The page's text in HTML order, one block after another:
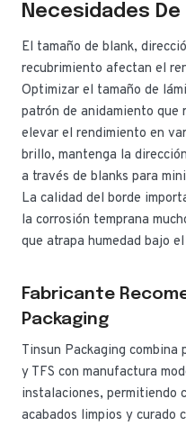
Necesidades
El tamaño de blank,
recubrimiento afectan el
Optimizar el tamaño de
patrón de anidamiento que
elevar el rendimiento en
brillo, mantenga la
a través de blanks para
La calidad del borde
la corrosión temprana
que atrapa humedad bajo
Fabricante
Packaging
Tinsun Packaging
y TFS con manufactura
instalaciones, permitiendo
acabados limpios y curado